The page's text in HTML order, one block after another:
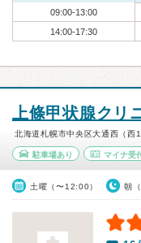
09:00-13:00
14:00-17:30
上條甲状腺クリ
北海道札幌市中央区大通西（西
駐車場あり マイナ受
土曜（〜12:00） 朝